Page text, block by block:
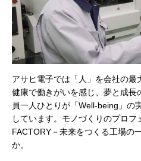
アサヒ電子では「人」を会社の
健康で働きがいを感じ、夢と成長
員一人ひとりが「Well-being」の
しています。モノづくりのプロ
FACTORY－未来をつくる工場の
か。